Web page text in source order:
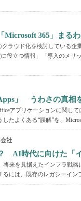
365」まる
ラウド化を検討している企
役立つ情報」「導入のメリ
」 うわさの真相
アプリケーションに関し
たよくある“誤解”を、
社
AI時代に向けた「
来を見据えたインフラ戦
には、既存のレガシーイン